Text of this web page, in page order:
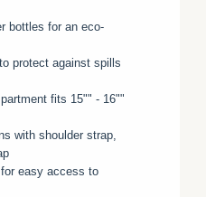
bottles for an eco-
protect against spills
fits 15"" - 16""
with shoulder strap,
easy access to